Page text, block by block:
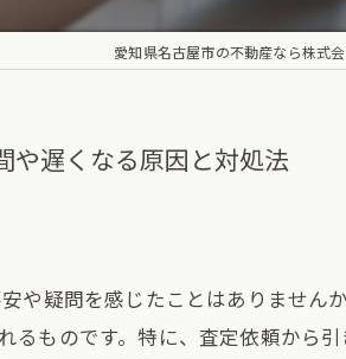
愛知県名古屋市の不動産なら株式
や遅くなる原因と対処法
や疑問を感じたことはありませ
るものです。特に、査定依頼から